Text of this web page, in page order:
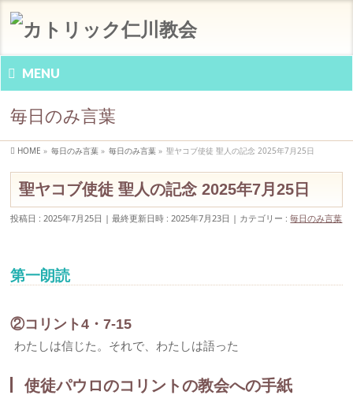
MENU
毎日のみ言葉
HOME » 毎日のみ言葉 » 毎日のみ言葉 » 聖ヤコブ使徒 聖人の記念 2025年7月25日
聖ヤコブ使徒 聖人の記念 2025年7月25日
投稿日 : 2025年7月25日 最終更新日時 : 2025年7月23日 カテゴリー :毎日のみ言葉
第一朗読
②コリント4・7-15
わたしは信じた。それで、わたしは語った
使徒パウロのコリントの教会への手紙